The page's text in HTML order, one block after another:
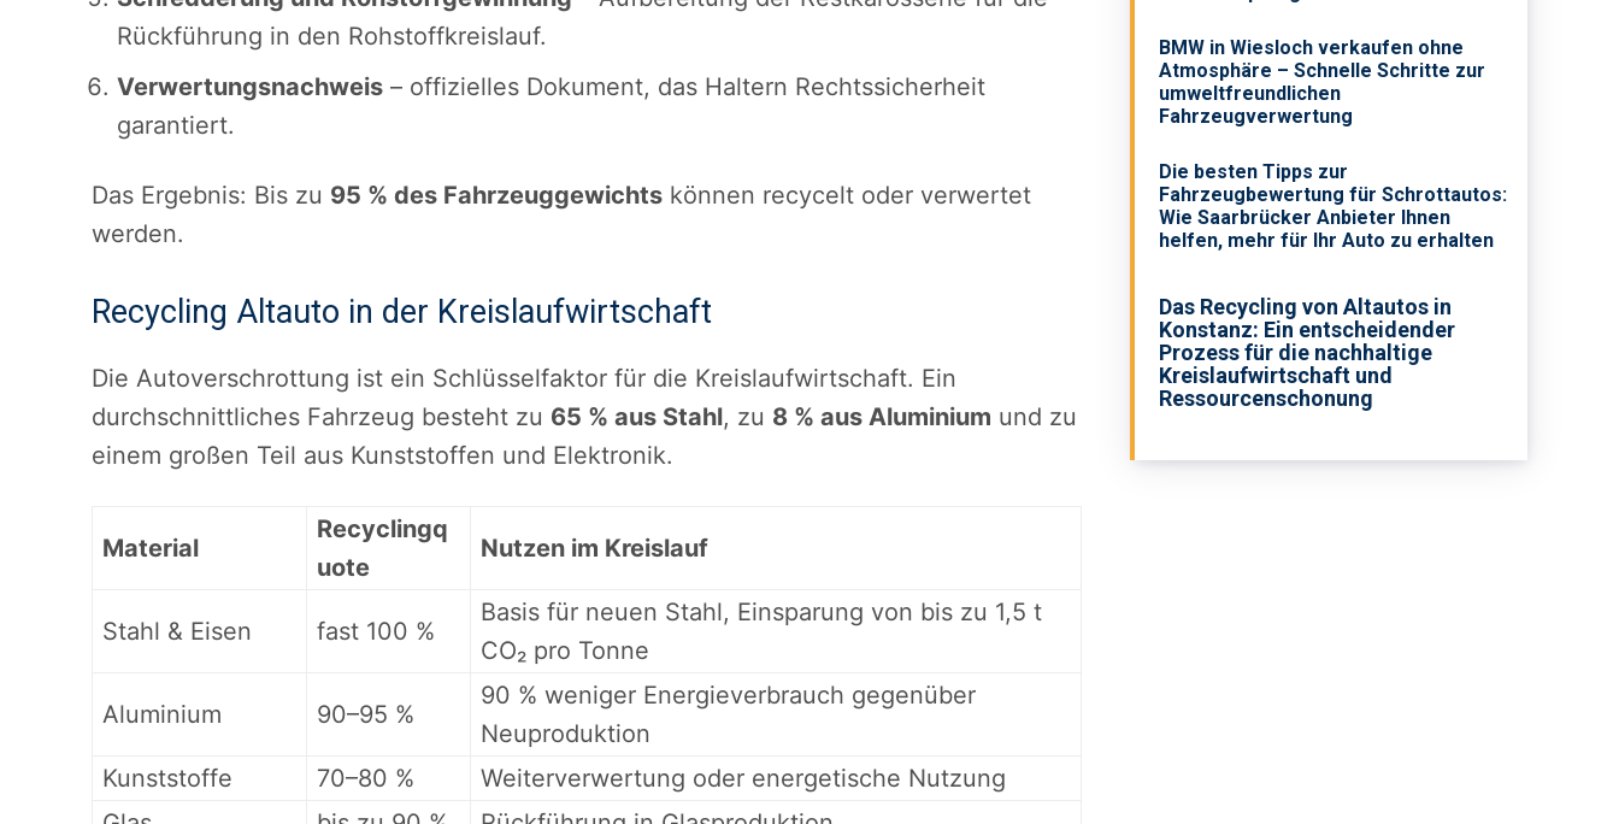
Rückführung in den Rohstoffkreislauf.
Verwertungsnachweis – offizielles Dokument, das Haltern Rechtssicherheit
garantiert.
Das Ergebnis: Bis zu 95 % des Fahrzeuggewichts können recycelt oder verwertet
werden.
Recycling Altauto in der Kreislaufwirtschaft
Die Autoverschrottung ist ein Schlüsselfaktor für die Kreislaufwirtschaft. Ein
durchschnittliches Fahrzeug besteht zu 65 % aus Stahl, zu 8 % aus Aluminium und zu
einem großen Teil aus Kunststoffen und Elektronik.
Material
Recyclingq
uote
Nutzen im Kreislauf
Stahl & Eisen fast 100 %
Basis für neuen Stahl, Einsparung von bis zu 1,5 t
CO₂ pro Tonne
Aluminium 90–95 %
90 % weniger Energieverbrauch gegenüber
Neuproduktion
Kunststoffe
70–80 %
Weiterverwertung oder energetische Nutzung
BMW in Wiesloch verkaufen ohne
Atmosphäre – Schnelle Schritte zur
umweltfreundlichen
Fahrzeugverwertung
Die besten Tipps zur
Fahrzeugbewertung für Schrottautos:
Wie Saarbrücker Anbieter Ihnen
helfen, mehr für Ihr Auto zu erhalten
Das Recycling von Altautos in
Konstanz: Ein entscheidender
Prozess für die nachhaltige
Kreislaufwirtschaft und
Ressourcenschonung